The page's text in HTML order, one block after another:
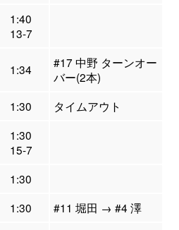
1:40
13-7
1:34
#17 中野 ターンオー
バー(2本)
1:30
タイムアウト
1:30
15-7
1:30
1:30
#11 堀田 → #4 澤